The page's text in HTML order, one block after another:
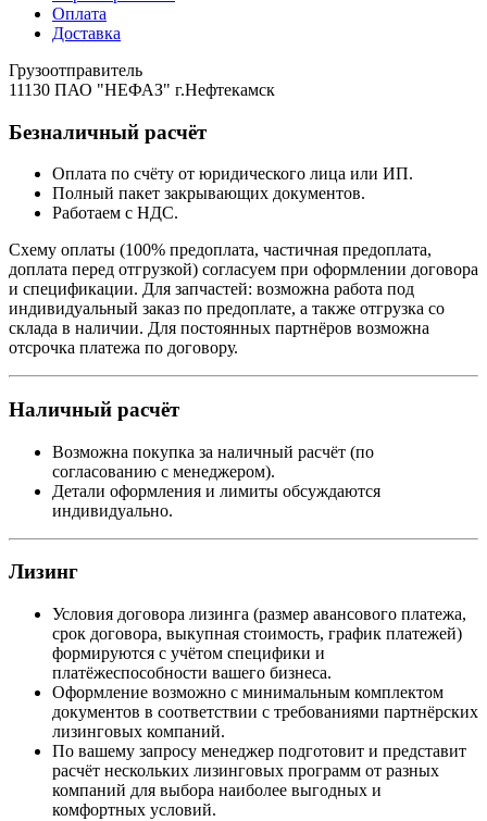
Оплата
Доставка
Грузоотправитель
11130 ПАО "НЕФАЗ" г.Нефтекамск
Безналичный расчёт
Оплата по счёту от юридического лица или ИП.
Полный пакет закрывающих документов.
Работаем с НДС.
Схему оплаты (100% предоплата, частичная предоплата,
доплата перед отгрузкой) согласуем при оформлении договора
и спецификации. Для запчастей: возможна работа под
индивидуальный заказ по предоплате, а также отгрузка со
склада в наличии. Для постоянных партнёров возможна
отсрочка платежа по договору.
Наличный расчёт
Возможна покупка за наличный расчёт (по
согласованию с менеджером).
Детали оформления и лимиты обсуждаются
индивидуально.
Лизинг
Условия договора лизинга (размер авансового платежа,
срок договора, выкупная стоимость, график платежей)
формируются с учётом специфики и
платёжеспособности вашего бизнеса.
Оформление возможно с минимальным комплектом
документов в соответствии с требованиями партнёрских
лизинговых компаний.
По вашему запросу менеджер подготовит и представит
расчёт нескольких лизинговых программ от разных
компаний для выбора наиболее выгодных и
комфортных условий.